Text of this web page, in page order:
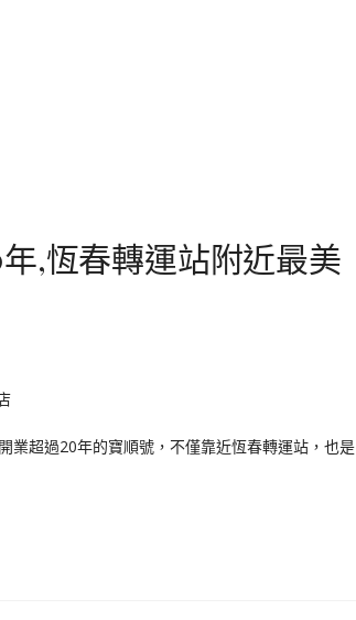
,恆春轉運站附近最美
業超過20年的寶順號，不僅靠近恆春轉運站，也是